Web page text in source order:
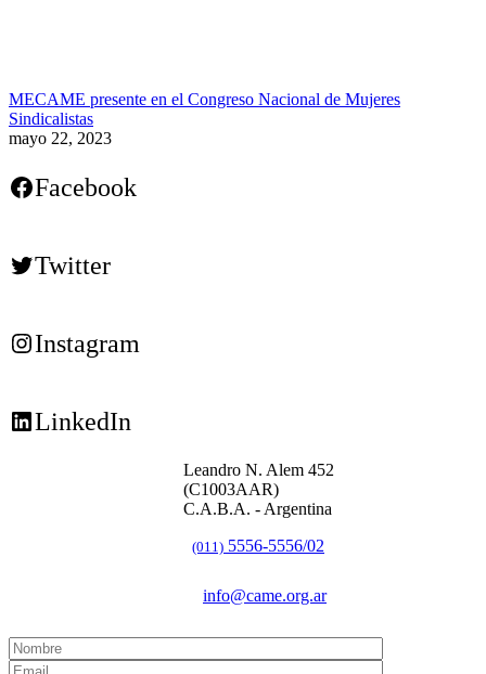
MECAME presente en el Congreso Nacional de Mujeres
Sindicalistas
mayo 22, 2023
Facebook
Twitter
Instagram
LinkedIn
Leandro N. Alem 452
(C1003AAR)
C.A.B.A. - Argentina
(011) 5556-5556/02
info@came.org.ar